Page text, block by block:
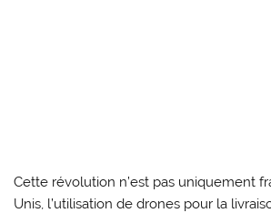
Cette révolution n’est pas uniquement
Unis, l’utilisation de drones pour la